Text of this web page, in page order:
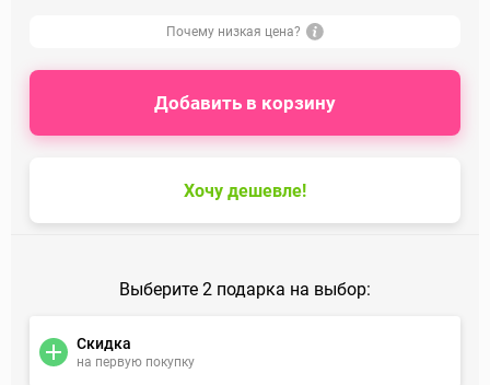
Почему низкая цена?
Хочу дешевле!
Добавить в корзину
Выберите 2 подарка на выбор:
Скидка
на первую покупку